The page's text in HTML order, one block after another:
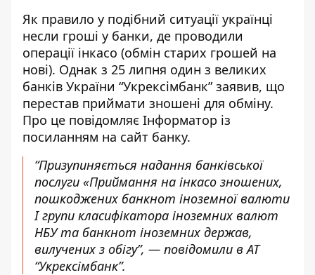
Як правило у подібний ситуації українці
несли гроші у банки, де проводили
операції інкасо (обмін старих грошей на
нові). Однак з 25 липня один з великих
банків України “Укрексімбанк” заявив, що
перестав приймати зношені для обміну.
Про це повідомляє Інформатор із
посиланням на сайт банку.
“Призупиняється надання банківської
послуги «Приймання на інкасо зношених,
пошкоджених банкнот іноземної валюти
І групи класифікатора іноземних валют
НБУ та банкнот іноземних держав,
вилучених з обігу”, — повідомили в АТ
“Укрексімбанк”.